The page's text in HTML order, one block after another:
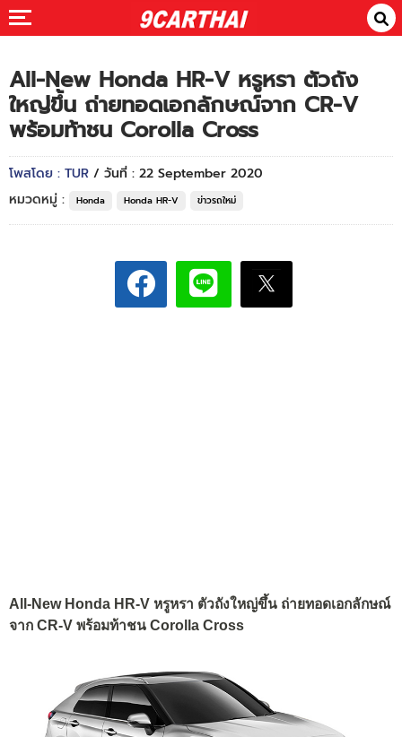
All-New Honda HR-V หรูหรา ตัวถัง
ใหญ่ขึ้น ถ่ายทอดเอกลักษณ์จาก CR-V
พร้อมท้าชน Corolla Cross
โพสโดย : TUR / วันที่ : 22 September 2020
หมวดหมู่ :
Honda Honda HR-V ข่าวรถใหม่
All-New Honda HR-V หรูหรา ตัวถังใหญ่ขึ้น ถ่ายทอดเอกลักษณ์
จาก CR-V พร้อมท้าชน Corolla Cross